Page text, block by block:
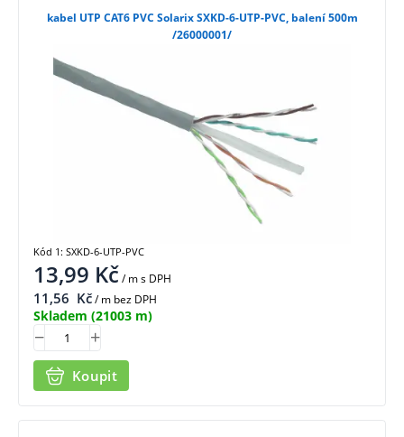
kabel UTP CAT6 PVC Solarix SXKD-6-UTP-PVC, balení 500m
/26000001/
13,99 Kč/ ms DPH
11,56 Kč/ m bez DPH
Skladem (21003 m)
Koupit
Kód 1: SXKD-6-UTP-PVC